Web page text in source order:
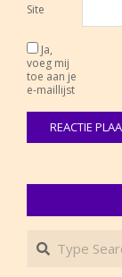
Site
Ja,
voeg mij
toe aan je
e-maillijst
Search